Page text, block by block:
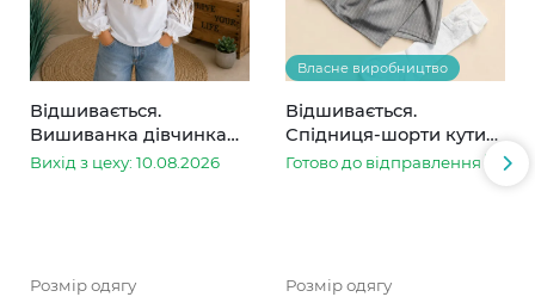
Відшивається.
Вишиванка дівчинка
колоски
Вихід з цеху: 10.08.2026
Розмір одягу
Власне виробництво
Відшивається.
Спідниця-шорти кутик
сіра в смужку
Готово до відправлення
Розмір одягу